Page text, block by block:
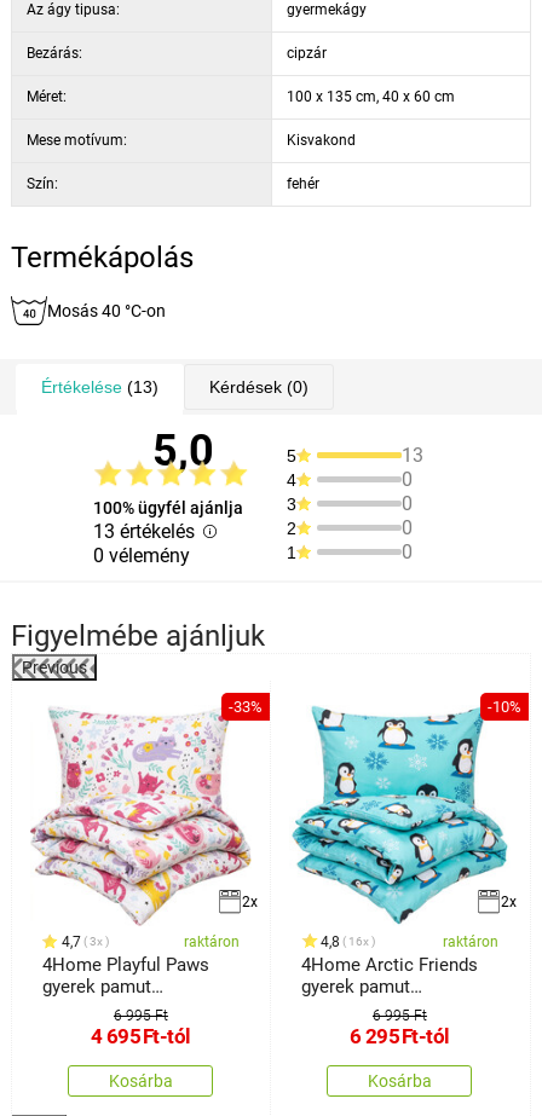
Az ágy tipusa: gyermekágy
Bezárás: cipzár
Méret: 100 x 135 cm, 40 x 60 cm
Mese motívum: Kisvakond
Szín: fehér
Termékápolás
Mosás 40 °C-on
Értékelése(13) Kérdések(0)
5,0
100% ügyfél ajánlja
13 értékelés
0 vélemény
5 13
4 0
3 0
2 0
1 0
Figyelmébe ajánljuk
Previous
-33%
2x
4,7 3x raktáron
4Home Playful Paws
gyerek pamut
ágyneműhuzat
6 995 Ft
4 695Ft-tól
Kosárba
-10%
2x
4,8 16x raktáron
4Home Arctic Friends
gyerek pamut
ágyneműhuzat
6 995 Ft
6 295Ft-tól
Kosárba